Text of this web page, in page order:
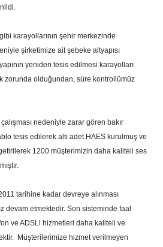
karayollarının şehir merkezinde
şirketimize ait şebeke altyapısı
yeniden tesis edilmesi karayolları
zorunda olduğundan, süre kontrollümüz
nedeniyle zarar gören bakır
tesis edilerek altı adet HAES kurulmuş ve
1200 müşterimizin daha kaliteli ses
tarihine kadar devreye alınması
devam etmektedir. Son sisteminde faal
ve ADSLl hizmetleri daha kaliteli ve
Müşterilerimize hizmet verilmeyen